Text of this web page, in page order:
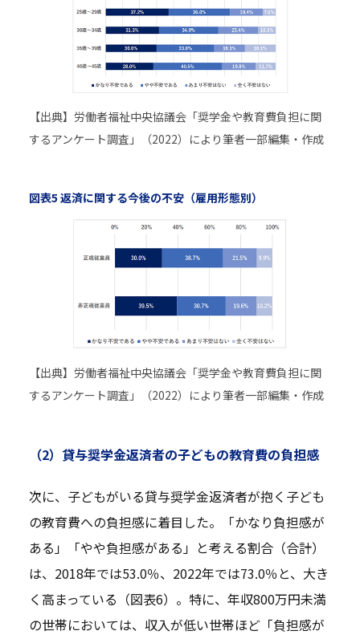
【出典】労働者福祉中央協議会「奨学金や教育費負担に関
するアンケート調査」（2022）により筆者一部編集・作成
図表5 返済に関する今後の不安（雇用形態別）
【出典】労働者福祉中央協議会「奨学金や教育費負担に関
するアンケート調査」（2022）により筆者一部編集・作成
（2）貸与奨学金返済者の子どもの教育費の負担感
次に、子どもがいる貸与奨学金返済者が抱く子ども
の教育費への負担感に着目した。「かなり負担感が
ある」「やや負担感がある」と考える割合（合計）
は、2018年では53.0％、2022年では73.0％と、大き
く高まっている（図表6）。特に、年収800万円未満
の世帯においては、収入が低い世帯ほど「負担感が